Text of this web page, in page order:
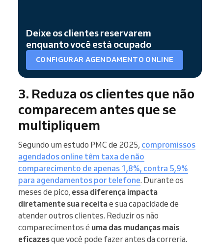
Deixe os clientes reservarem
enquanto você está ocupado
CONFIGURAR AGENDAMENTO ONLINE
3. Reduza os clientes que não
comparecem antes que se
multipliquem
Segundo um estudo PMC de 2025, compromissos
agendados online têm taxa de não
comparecimento de apenas 1,8%, contra 5,9%
para agendamentos por telefone. Durante os
meses de pico, essa diferença impacta
diretamente sua receitae sua capacidade de
atender outros clientes. Reduzir os não
comparecimentos é uma das mudanças mais
eficazesque você pode fazer antes da correria.